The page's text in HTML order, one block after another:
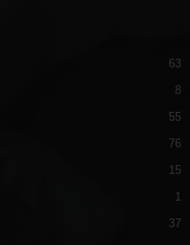
63
8
55
76
15
1
37